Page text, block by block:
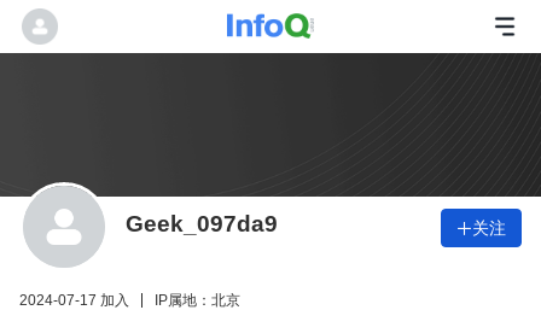
Geek_097da9 关注
2024-07-17 加入
IP属地：北京